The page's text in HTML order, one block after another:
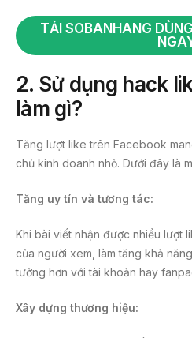
TẢI SOBANHANG
2. Sử dụng hack
làm gì?
Tăng lượt like trên Facebook
chủ kinh doanh nhỏ. Dưới đây là
Tăng uy tín và tương tác:
Khi bài viết nhận được nhiều lượt
của người xem, làm tăng khả
tưởng hơn với tài khoản hay
Xây dựng thương hiệu: